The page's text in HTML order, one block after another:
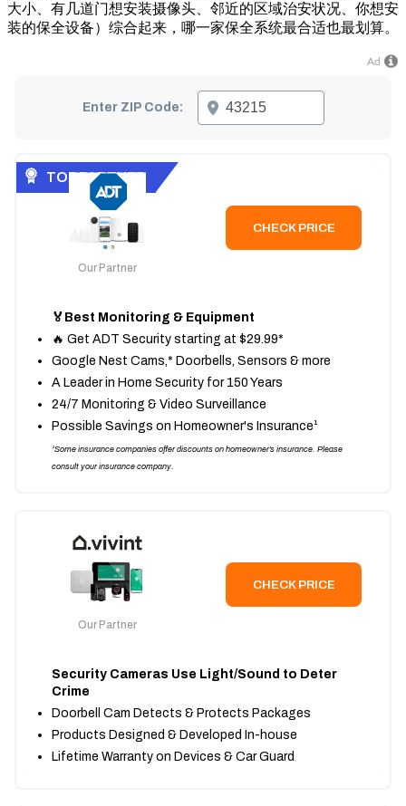
大小、有几道门想安装摄像头、邻近的区域治安状况、你想安
装的保全设备）综合起来，哪一家保全系统最合适也最划算。
Ad